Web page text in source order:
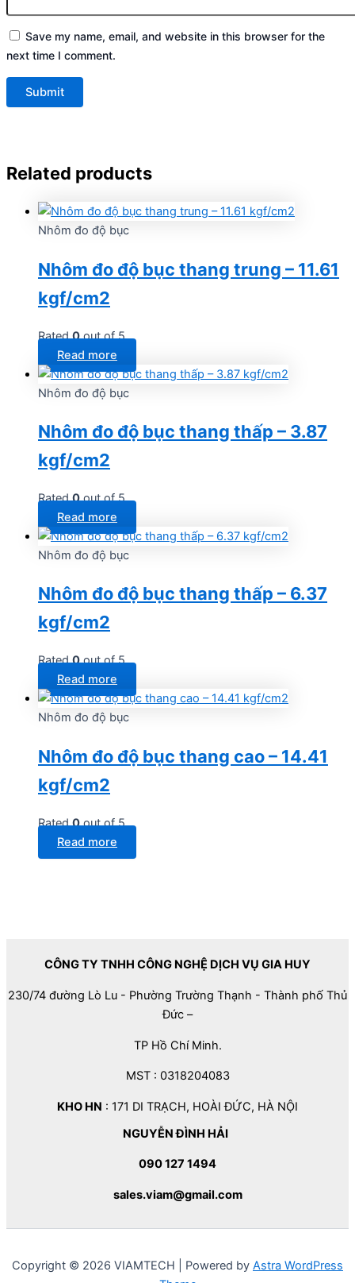
Save my name, email, and website in this browser for the
next time I comment.
Related products
Nhôm đo độ bục
Nhôm đo độ bục thang trung – 11.61
kgf/cm2
Rated0out of 5
Read more
Nhôm đo độ bục
Nhôm đo độ bục thang thấp – 3.87
kgf/cm2
Rated0out of 5
Read more
Nhôm đo độ bục
Nhôm đo độ bục thang thấp – 6.37
kgf/cm2
Rated0out of 5
Read more
Nhôm đo độ bục
Nhôm đo độ bục thang cao – 14.41
kgf/cm2
Rated0out of 5
Read more
CÔNG TY TNHH CÔNG NGHỆ DỊCH VỤ GIA HUY
230/74 đường Lò Lu - Phường Trường Thạnh - Thành phố Thủ
Đức –
TP Hồ Chí Minh.
MST : 0318204083
KHO HN : 171 DI TRẠCH, HOÀI ĐỨC, HÀ NỘI
NGUYỄN ĐÌNH HẢI
090 127 1494
sales.viam@gmail.com
Copyright © 2026 VIAMTECH | Powered by Astra WordPress